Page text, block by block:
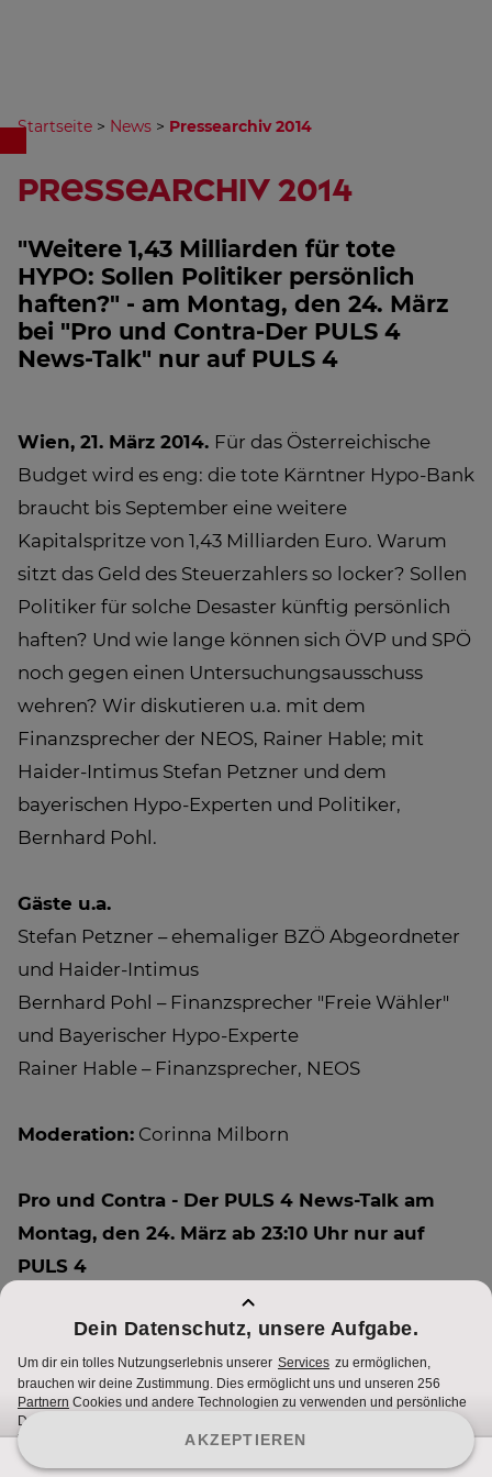
Startseite > News > Pressearchiv 2014
Pressearchiv 2014
"Weitere 1,43 Milliarden für tote
HYPO: Sollen Politiker persönlich
haften?" - am Montag, den 24. März
bei "Pro und Contra-Der PULS 4
News-Talk" nur auf PULS 4
Wien, 21. März 2014. Für das Österreichische
Budget wird es eng: die tote Kärntner Hypo-Bank
braucht bis September eine weitere
Kapitalspritze von 1,43 Milliarden Euro. Warum
sitzt das Geld des Steuerzahlers so locker? Sollen
Politiker für solche Desaster künftig persönlich
haften? Und wie lange können sich ÖVP und SPÖ
noch gegen einen Untersuchungsausschuss
wehren? Wir diskutieren u.a. mit dem
Finanzsprecher der NEOS, Rainer Hable; mit
Haider-Intimus Stefan Petzner und dem
bayerischen Hypo-Experten und Politiker,
Bernhard Pohl.
Gäste u.a.
Stefan Petzner – ehemaliger BZÖ Abgeordneter
und Haider-Intimus
Bernhard Pohl – Finanzsprecher "Freie Wähler"
und Bayerischer Hypo-Experte
Rainer Hable – Finanzsprecher, NEOS
Moderation: Corinna Milborn
Pro und Contra - Der PULS 4 News-Talk am
Montag, den 24. März ab 23:10 Uhr nur auf
PULS 4
Alle Infos unterpuls4.com